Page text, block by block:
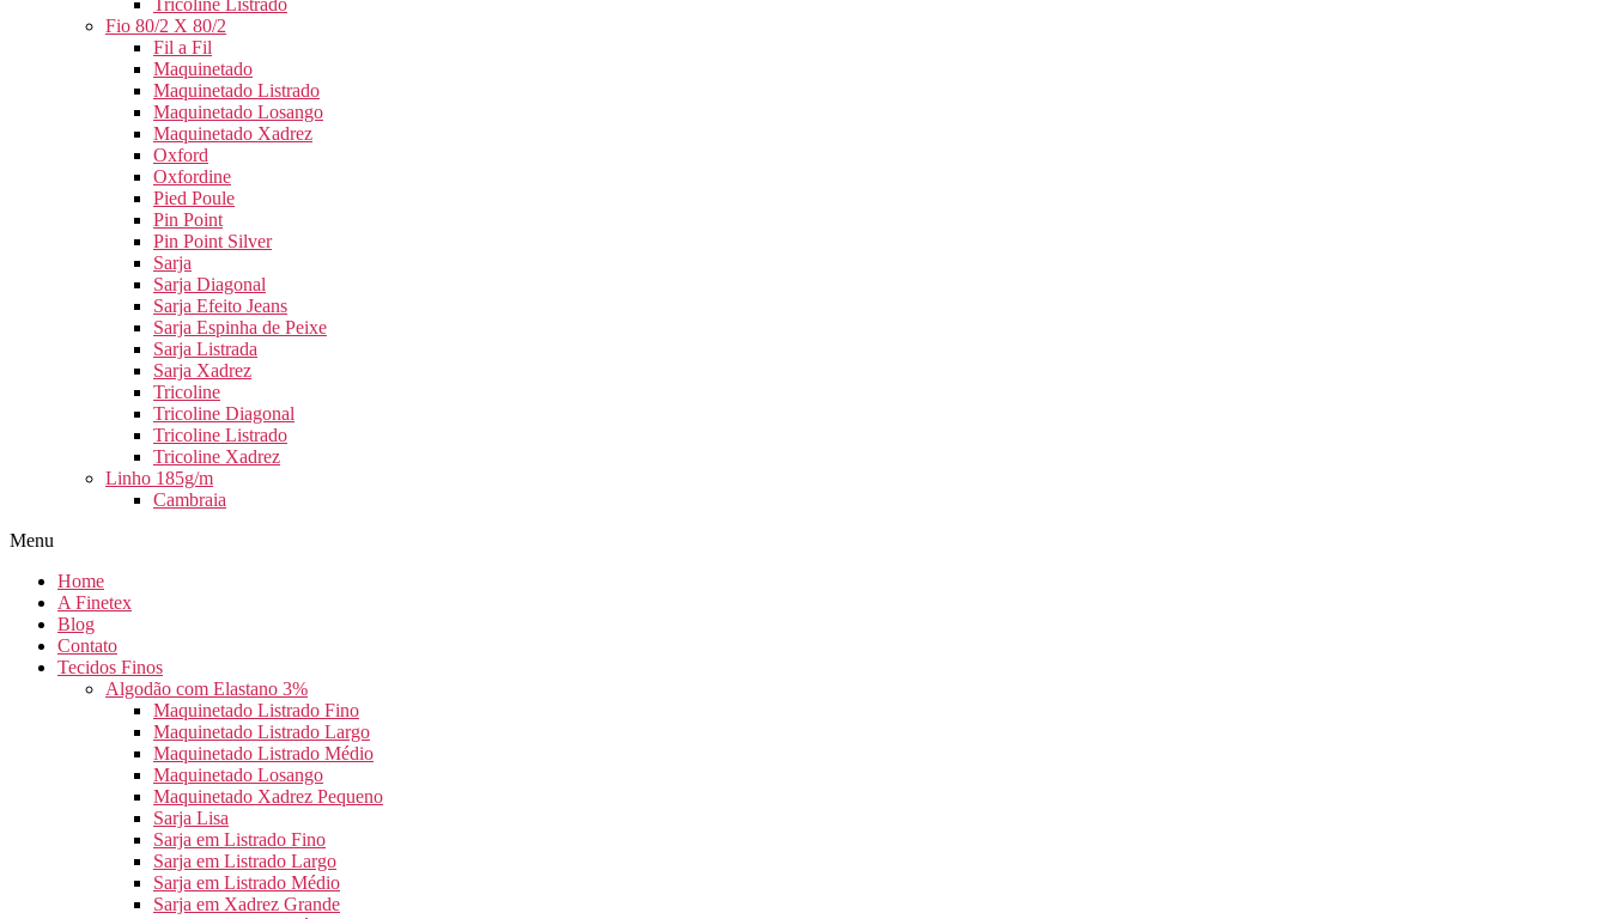
Tricoline Listrado
Fio 80/2 X 80/2
Fil a Fil
Maquinetado
Maquinetado Listrado
Maquinetado Losango
Maquinetado Xadrez
Oxford
Oxfordine
Pied Poule
Pin Point
Pin Point Silver
Sarja
Sarja Diagonal
Sarja Efeito Jeans
Sarja Espinha de Peixe
Sarja Listrada
Sarja Xadrez
Tricoline
Tricoline Diagonal
Tricoline Listrado
Tricoline Xadrez
Linho 185g/m
Cambraia
Menu
Home
A Finetex
Blog
Contato
Tecidos Finos
Algodão com Elastano 3%
Maquinetado Listrado Fino
Maquinetado Listrado Largo
Maquinetado Listrado Médio
Maquinetado Losango
Maquinetado Xadrez Pequeno
Sarja Lisa
Sarja em Listrado Fino
Sarja em Listrado Largo
Sarja em Listrado Médio
Sarja em Xadrez Grande